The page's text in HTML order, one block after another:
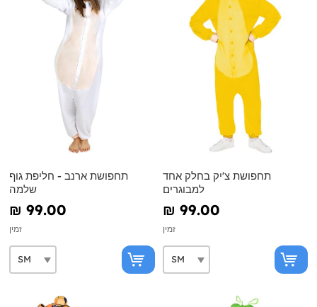
תחפושת ארנב - חליפת גוף
שלמה
₪‎ 99.00
זמין
תחפושת צ'יק בחלק אחד
למבוגרים
₪‎ 99.00
זמין